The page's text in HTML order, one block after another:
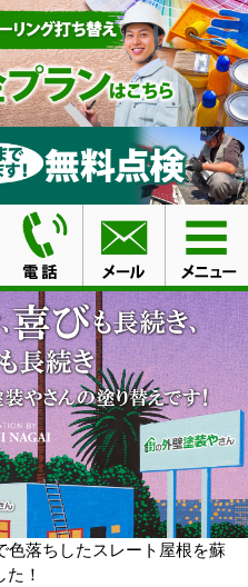
色落ちしたスレート屋根を蘇
！